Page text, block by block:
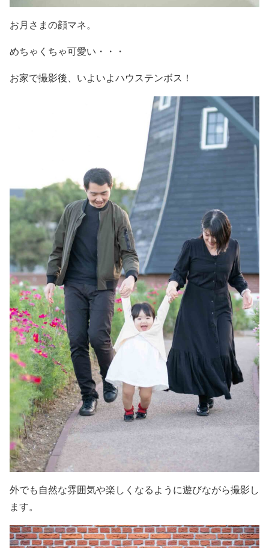
お月さまの顔マネ。
めちゃくちゃ可愛い・・・
お家で撮影後、いよいよハウステンボス！
外でも自然な雰囲気や楽しくなるように遊びながら撮影し
ます。